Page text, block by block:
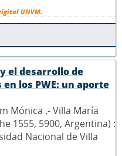
UNVM.
el desarrollo de
los PWE: un aporte
Mónica .- Villa María
1555, 5900, Argentina) :
Nacional de Villa